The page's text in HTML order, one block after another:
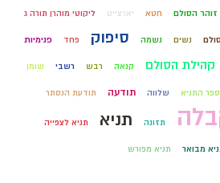
זוהר הסולם חטא יארצייט ליקוטי מוהרן תורה ג
נשים נשמה סיפוק פחד פנימיות
קהילת הסולם קנאה רבש רשבי שומן
התניא שלווה תודעה תודעת הנסתר
תזונה תניא תניא לצפייה
מבואר תניא מפורש